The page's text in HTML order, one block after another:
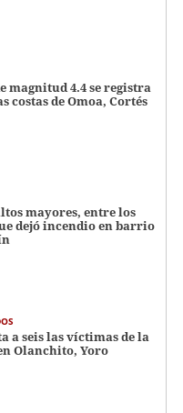
magnitud 4.4 se registra
costas de Omoa, Cortés
mayores, entre los
dejó incendio en barrio
a seis las víctimas de la
Olanchito, Yoro